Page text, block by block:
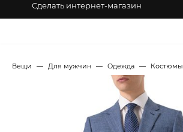
Сделать интернет-магазин
Вещи Для мужчин Одежда Костюмы